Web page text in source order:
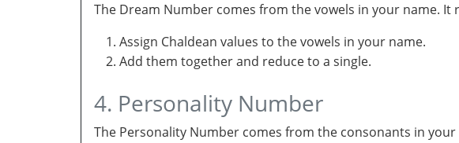
The Dream Number comes from the vowels in your name.
Assign Chaldean values to the vowels in your name.
Add them together and reduce to a single.
4. Personality Number
The Personality Number comes from the consonants in